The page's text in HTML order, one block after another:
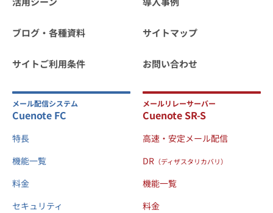
ブログ・各種資料 サイトマップ
サイトご利用条件 お問い合わせ
メール配信システム
Cuenote FC
特長
機能一覧
料金
セキュリティ
メールリレーサーバー
Cuenote SR-S
高速・安定メール配信
DR （ディザスタリカバリ）
機能一覧
料金